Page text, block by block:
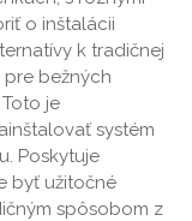
o inštalácii
k tradičnej
bežných
je
systém
Poskytuje
byť užitočné
spôsobom z